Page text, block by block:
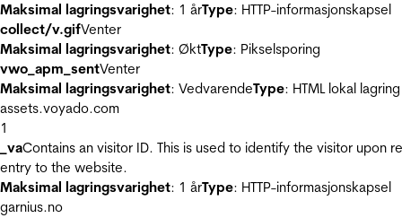
Maksimal lagringsvarighet: 1 årType: HTTP-informasjonskapsel
collect/v.gifVenter
Maksimal lagringsvarighet: ØktType: Pikselsporing
vwo_apm_sentVenter
Maksimal lagringsvarighet: VedvarendeType: HTML lokal lagring
assets.voyado.com
1
_vaContains an visitor ID. This is used to identify the visitor upon
entry to the website.
Maksimal lagringsvarighet: 1 årType: HTTP-informasjonskapsel
garnius.no